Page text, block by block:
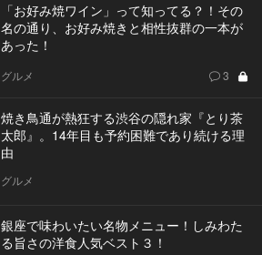
「お好み焼ワイン」って知ってる？！その
名の通り、お好み焼きと相性抜群の一本が
あった！
グルメ 3
焼き鳥通が熱狂する渋谷の隠れ家『とり茶
太郎』。14年目も予約困難であり続ける理
由
グルメ
銀座で味わいたい名物メニュー！しみわた
る旨さの洋食人気ベスト３！